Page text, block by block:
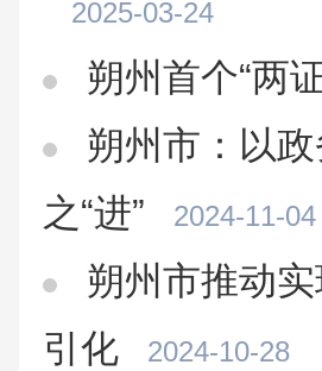
2025-03-24
朔州首个“两
朔州市：以
之“进”
2024-11-04
朔州市推动
引化
2024-10-28